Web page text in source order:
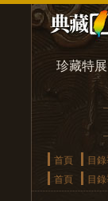
珍藏特展
首頁 目
首頁
目